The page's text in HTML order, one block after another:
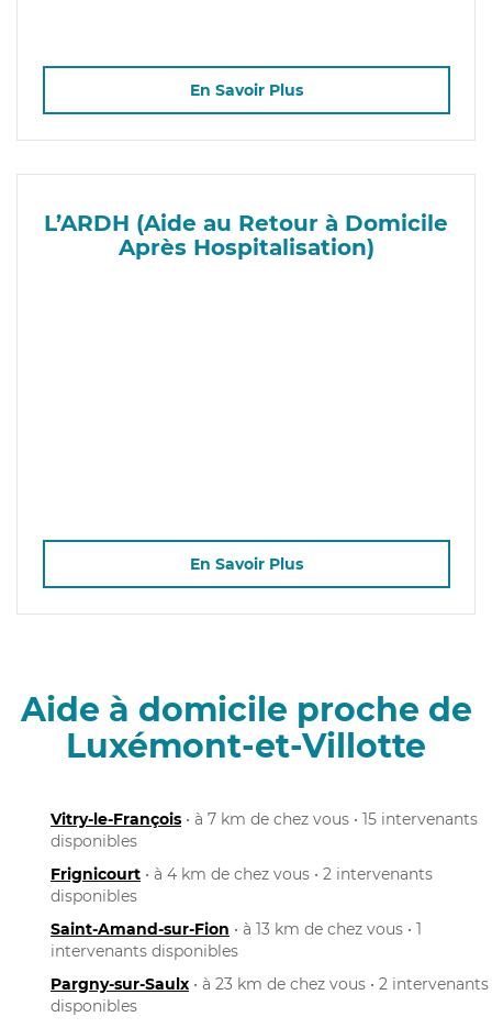
En Savoir Plus
L’ARDH (Aide au Retour à Domicile
Après Hospitalisation)
En Savoir Plus
Aide à domicile proche de
Luxémont-et-Villotte
Vitry-le-François • à 7 km de chez vous • 15 intervenants
disponibles
Frignicourt • à 4 km de chez vous • 2 intervenants
disponibles
Saint-Amand-sur-Fion • à 13 km de chez vous • 1
intervenants disponibles
Pargny-sur-Saulx • à 23 km de chez vous • 2 intervenants
disponibles